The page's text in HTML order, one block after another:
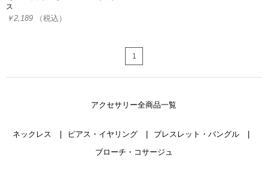
ス
￥2,189 （税込）
1
アクセサリー全商品一覧
ネックレス ピアス・イヤリング
ブレスレット・バングル
ブローチ・コサージュ